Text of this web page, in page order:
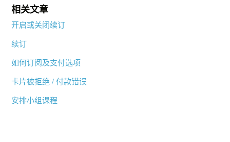
相关文章
开启或关闭续订
续订
如何订阅及支付选项
卡片被拒绝 / 付款错误
安排小组课程